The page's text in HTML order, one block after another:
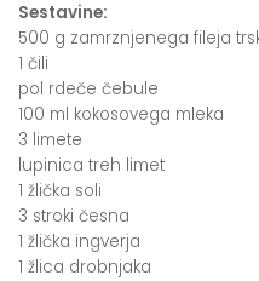
Sestavine:
500 g zamrznjenega fileja
1 čili
pol rdeče čebule
100 ml kokosovega mleka
3 limete
lupinica treh limet
1 žlička soli
3 stroki česna
1 žlička ingverja
1 žlica drobnjaka